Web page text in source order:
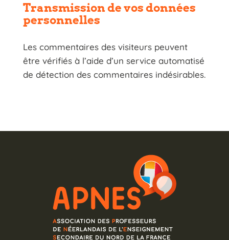
Transmission de vos données
personnelles
Les commentaires des visiteurs peuvent
être vérifiés à l’aide d’un service automatisé
de détection des commentaires indésirables.